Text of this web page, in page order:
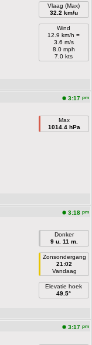
Vlaag (Max)
32.2 km/u
Wind
12.9 km/h =
3.6 m/s
8.0 mph
7.0 kts
3:17 pm
Max
1014.4 hPa
3:18 pm
Donker
9 u. 11 m.
Zonsondergang
21:02
Vandaag
Elevatie hoek
49.5°
3:17 pm